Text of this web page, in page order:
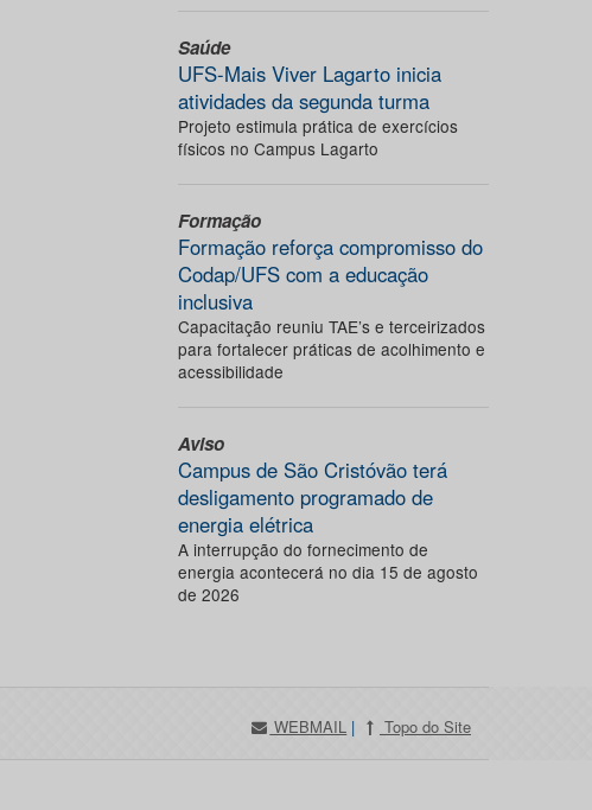
Saúde
UFS-Mais Viver Lagarto inicia
atividades da segunda turma
Projeto estimula prática de exercícios
físicos no Campus Lagarto
Formação
Formação reforça compromisso do
Codap/UFS com a educação
inclusiva
Capacitação reuniu TAE’s e terceirizados
para fortalecer práticas de acolhimento e
acessibilidade
Aviso
Campus de São Cristóvão terá
desligamento programado de
energia elétrica
A interrupção do fornecimento de
energia acontecerá no dia 15 de agosto
de 2026
WEBMAIL | Topo do Site